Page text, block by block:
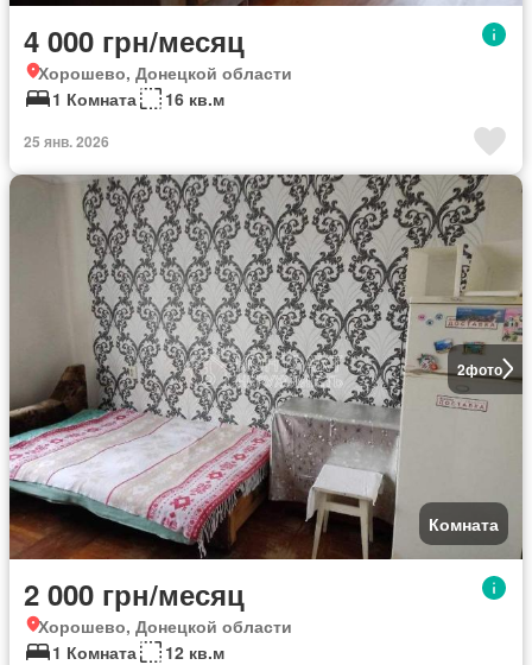
4 000 грн/месяц
Хорошево, Донецкой области
1 Комната
16 кв.м
25 янв. 2026
2фото
Комната
2 000 грн/месяц
Хорошево, Донецкой области
1 Комната
12 кв.м